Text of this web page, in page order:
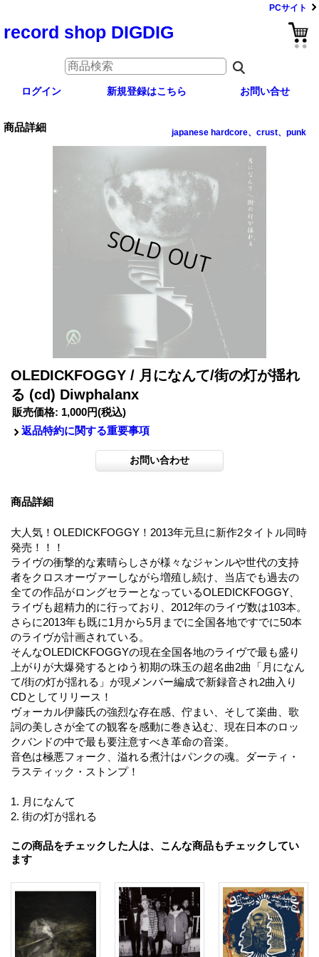
PCサイト
record shop DIGDIG
ログイン 新規登録はこちら お問い合せ
商品詳細 japanese hardcore、crust、punk
OLEDICKFOGGY / 月になんて/街の灯が揺れ
る (cd) Diwphalanx
販売価格: 1,000円(税込)
返品特約に関する重要事項
商品詳細
大人気！OLEDICKFOGGY！2013年元旦に新作2タイトル同時
発売！！！
ライヴの衝撃的な素晴らしさが様々なジャンルや世代の支持
者をクロスオーヴァーしながら増殖し続け、当店でも過去の
全ての作品がロングセラーとなっているOLEDICKFOGGY、
ライヴも超精力的に行っており、2012年のライヴ数は103本。
さらに2013年も既に1月から5月までに全国各地ですでに50本
のライヴが計画されている。
そんなOLEDICKFOGGYの現在全国各地のライヴで最も盛り
上がりが大爆発するとゆう初期の珠玉の超名曲2曲「月になん
て/街の灯が揺れる」が現メンバー編成で新録音され2曲入り
CDとしてリリース！
ヴォーカル伊藤氏の強烈な存在感、佇まい、そして楽曲、歌
詞の美しさが全ての観客を感動に巻き込む、現在日本のロッ
クバンドの中で最も要注意すべき革命の音楽。
音色は極悪フォーク、溢れる煮汁はパンクの魂。ダーティ・
ラスティック・ストンプ！
1. 月になんて
2. 街の灯が揺れる
この商品をチェックした人は、こんな商品もチェックしてい
ます